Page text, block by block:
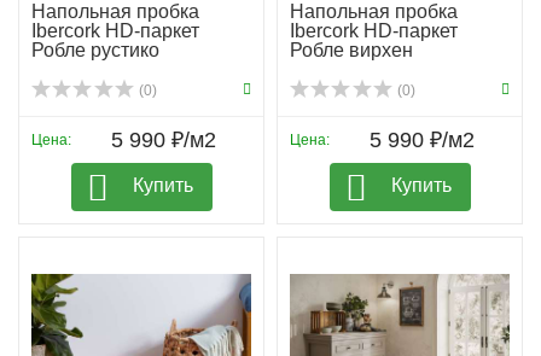
Напольная пробка
Ibercork HD-паркет
Робле рустико
(0)
Цена: 5 990 ₽/м2
Купить
Напольная пробка
Ibercork HD-паркет
Робле вирхен
(0)
Цена: 5 990 ₽/м2
Купить